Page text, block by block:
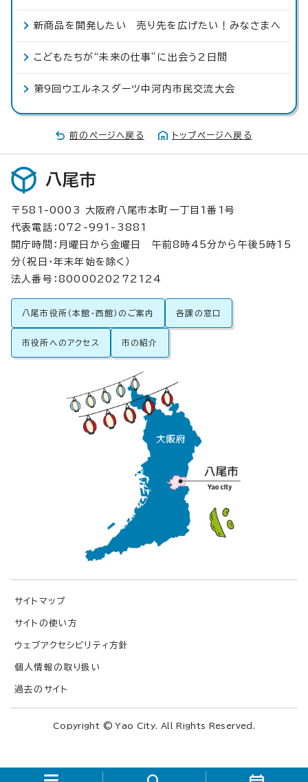
新商品を開発したい 売り先を広げたい！みなさまへ
こどもたちが“未来の仕事”に出会う2日間
第9回ウエルネスダーツ中河内市民交流大会
前のページへ戻る トップページへ戻る
八尾市
〒581-0003 大阪府八尾市本町一丁目1番1号
代表電話：072-991-3881
開庁時間：月曜日から金曜日 午前8時45分から午後5時15
分（祝日・年末年始を除く）
法人番号：8000020272124
八尾市役所（本館・西館）のご案内 各課の窓口
市役所へのアクセス 市の紹介
サイトマップ
サイトの使い方
ウェブアクセシビリティ方針
個人情報の取り扱い
過去のサイト
Copyright © Yao City. All Rights Reserved.